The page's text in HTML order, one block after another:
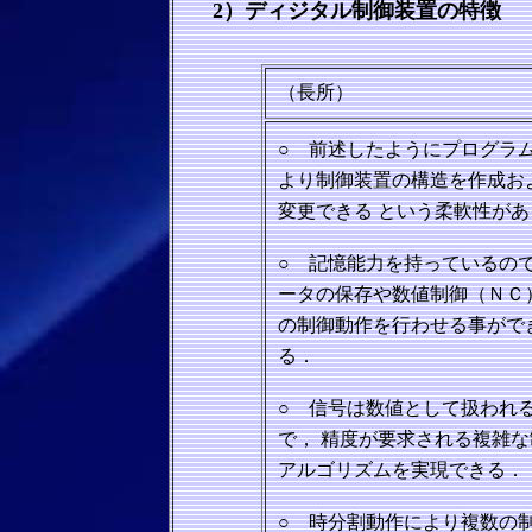
2）ディジタル制御装置の特徴
（長所）
○ 前述したようにプログラ
より制御装置の構造を作成お
変更できる という柔軟性が
○ 記憶能力を持っているの
ータの保存や数値制御（ＮＣ
の制御動作を行わせる事がで
る．
○ 信号は数値として扱われ
で， 精度が要求される複雑
アルゴリズムを実現できる．
○ 時分割動作により複数の